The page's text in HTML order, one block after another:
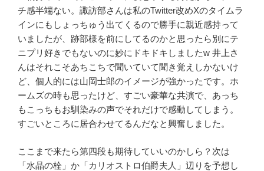
チ感半端ない。諏訪部さんは私のTwitter改めXのタイムラ
インにもしょっちゅう出てくるので勝手に親近感持って
いましたが、跡部様を前にしてるのかと思ったら別にテ
ニプリ好きでもないのに妙にドキドキしましたw 井上さ
んはそれこそあちこちで聞いていて聞き覚えしかないけ
ど、個人的には山岡士郎のイメージが強かったです。ホ
ームズの時も思ったけど、すごい豪華な共演で、あっち
もこっちもお馴染みの声でそれだけで感動してしまう。
すごいところに居合わせてるんだなと興奮しました。
ここまで来たら第四段も期待していいのかしら？次は
「水晶の栓」か「カリオストロ伯爵夫人」辺りを予想し